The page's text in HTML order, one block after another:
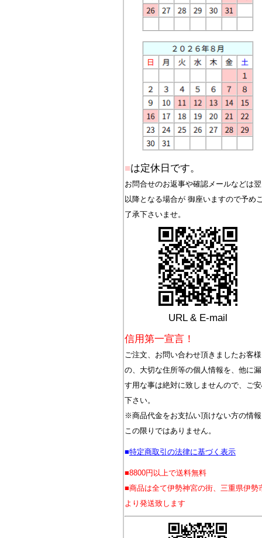
■は定休日です。
お問合せのお返事や確認メールなどは
以降となる場合が 御座いますので予め
了承下さいませ。
URL & E-mail
信用第一宣言！
ご注文、お問い合わせ頂きましたお客様
の、大切な住所等の個人情報を、他に
す用な事は絶対に致しませんので、ご
下さい。
※商品代金をお支払い頂けない方の情
この限りではありません。
■特定商取引の法律に基づく表示
■8800円以上で送料無料
■商品は全て伊勢神宮の街、三重県伊勢
より発送致します